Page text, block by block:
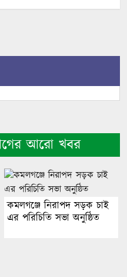
আরো খবর
কমলগঞ্জে নিরাপদ সড়ক চাই
এর পরিচিতি সভা অনুষ্ঠিত